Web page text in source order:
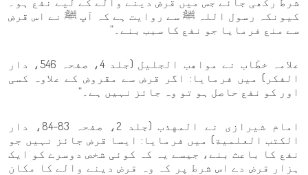
کیونکہ رسول اللہ ﷺ سے روایت ہے کہ آپ ﷺ نے اس قرض
سے منع فرمایا جو نفع کا سبب بنے۔”
علامہ خطّاب نے مواهب الجليل (جلد 4، صفحہ 546، دار
الفکر) میں فرمایا: اگر قرض سے مقروض کے علاوہ کسی
اور کو نفع حاصل ہو تو وہ جائز نہیں ہے۔”
امام شيرازی نے المهذب (جلد 2، صفحہ 83–84، دار
الکتب العلمیة) میں فرمایا: ایسا قرض جائز نہیں جو
نفع کا باعث بنے، جیسے یہ کہ کوئی شخص دوسرے کو ایک
ہزار قرض دے اس شرط پر کہ وہ قرض دینے والے کا مکان